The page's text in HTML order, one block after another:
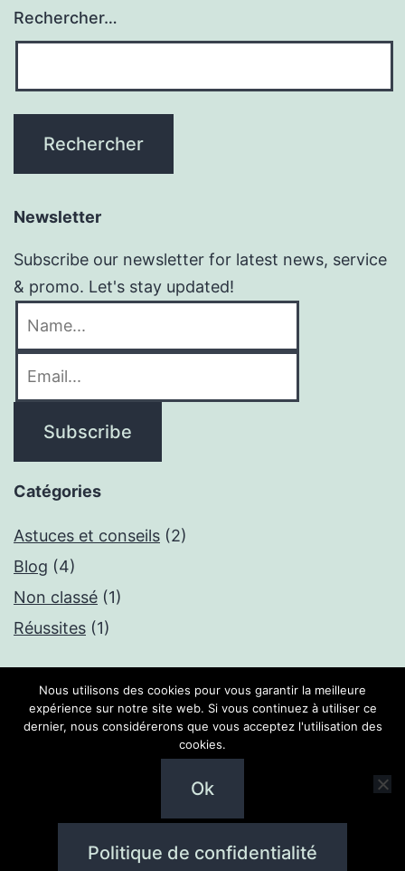
Rechercher…
Newsletter
Subscribe our newsletter for latest news, service
& promo. Let's stay updated!
Catégories
Astuces et conseils (2)
Blog (4)
Non classé (1)
Réussites (1)
ANNE-SOPHIE DUBREUIL
Politique de confidentialité
Fièrement propulsé parWordPress
Nous utilisons des cookies pour vous garantir la meilleure
expérience sur notre site web. Si vous continuez à utiliser ce
dernier, nous considérerons que vous acceptez l'utilisation des
cookies.
Ok
Politique de confidentialité